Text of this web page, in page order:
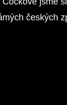
českých